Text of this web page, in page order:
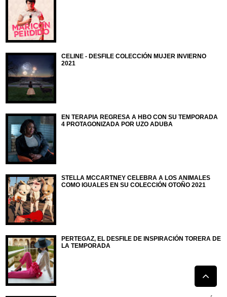
CELINE - DESFILE COLECCIÓN MUJER INVIERNO
2021
EN TERAPIA REGRESA A HBO CON SU TEMPORADA
4 PROTAGONIZADA POR UZO ADUBA
STELLA MCCARTNEY CELEBRA A LOS ANIMALES
COMO IGUALES EN SU COLECCIÓN OTOÑO 2021
PERTEGAZ, EL DESFILE DE INSPIRACIÓN TORERA DE
LA TEMPORADA